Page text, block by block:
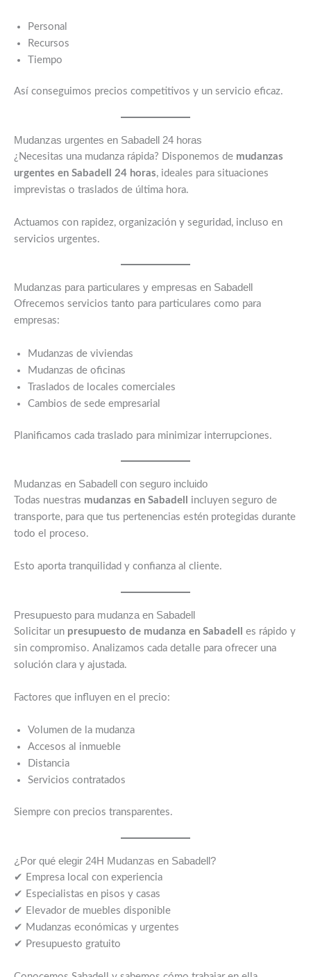
Personal
Recursos
Tiempo
Así conseguimos precios competitivos y un servicio eficaz.
Mudanzas urgentes en Sabadell 24 horas
¿Necesitas una mudanza rápida? Disponemos de mudanzas
urgentes en Sabadell 24 horas, ideales para situaciones
imprevistas o traslados de última hora.
Actuamos con rapidez, organización y seguridad, incluso en
servicios urgentes.
Mudanzas para particulares y empresas en Sabadell
Ofrecemos servicios tanto para particulares como para
empresas:
Mudanzas de viviendas
Mudanzas de oficinas
Traslados de locales comerciales
Cambios de sede empresarial
Planificamos cada traslado para minimizar interrupciones.
Mudanzas en Sabadell con seguro incluido
Todas nuestras mudanzas en Sabadell
incluyen seguro de
transporte, para que tus pertenencias estén protegidas durante
todo el proceso.
Esto aporta tranquilidad y confianza al cliente.
Presupuesto para mudanza en Sabadell
Solicitar un presupuesto de mudanza en Sabadell
es rápido y
sin compromiso. Analizamos cada detalle para ofrecer una
solución clara y ajustada.
Factores que influyen en el precio:
Volumen de la mudanza
Accesos al inmueble
Distancia
Servicios contratados
Siempre con precios transparentes.
¿Por qué elegir 24H Mudanzas en Sabadell?
✔ Empresa local con experiencia
✔ Especialistas en pisos y casas
✔ Elevador de muebles disponible
✔ Mudanzas económicas y urgentes
✔ Presupuesto gratuito